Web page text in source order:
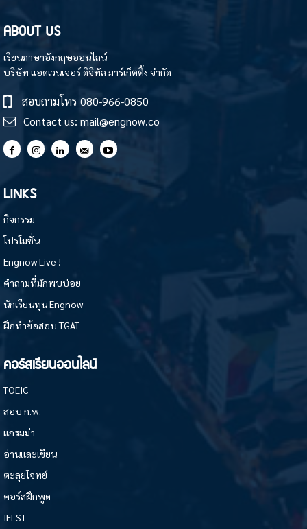
ABOUT US
เรียนภาษาอังกฤษออนไลน์
บริษัท แอดเวนเจอร์ ดิจิทัล มาร์เก็ตติ้ง จำกัด
สอบถามโทร 080-966-0850
Contact us: mail@engnow.co
LINKS
กิจกรรม
โปรโมชั่น
Engnow Live !
คำถามที่มักพบบ่อย
นักเรียนทุน Engnow
ฝึกทำข้อสอบ TGAT
คอร์สเรียนออนไลน์
TOEIC
สอบ ก.พ.
แกรมม่า
อ่านและเขียน
ตะลุยโจทย์
คอร์สฝึกพูด
IELST